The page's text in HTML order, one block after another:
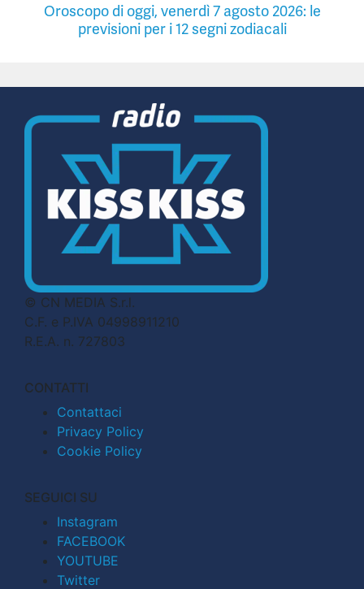
Oroscopo di oggi, venerdì 7 agosto 2026: le
previsioni per i 12 segni zodiacali
© CN MEDIA S.r.l.
C.F. e P.IVA 04998911210
R.E.A. n. 727803
CONTATTI
Contattaci
Privacy Policy
Cookie Policy
SEGUICI SU
Instagram
FACEBOOK
YOUTUBE
Twitter